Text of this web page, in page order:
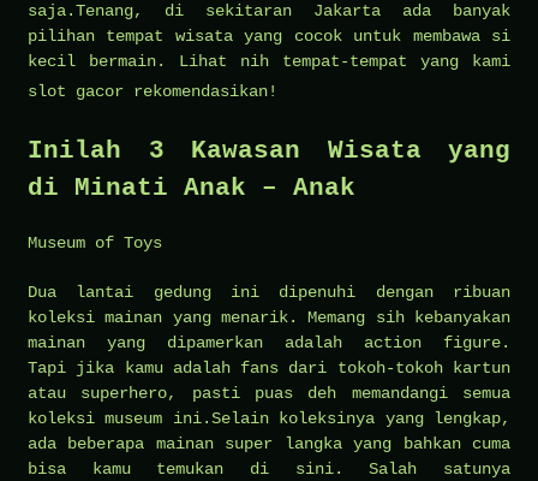
saja.Tenang, di sekitaran Jakarta ada banyak
pilihan tempat wisata yang cocok untuk membawa si
kecil bermain. Lihat nih tempat-tempat yang kami
slot gacor rekomendasikan!
Inilah 3 Kawasan Wisata yang
di Minati Anak – Anak
Museum of Toys
Dua lantai gedung ini dipenuhi dengan ribuan
koleksi mainan yang menarik. Memang sih kebanyakan
mainan yang dipamerkan adalah action figure.
Tapi jika kamu adalah fans dari tokoh-tokoh kartun
atau superhero, pasti puas deh memandangi semua
koleksi museum ini.Selain koleksinya yang lengkap,
ada beberapa mainan super langka yang bahkan cuma
bisa kamu temukan di sini. Salah satunya